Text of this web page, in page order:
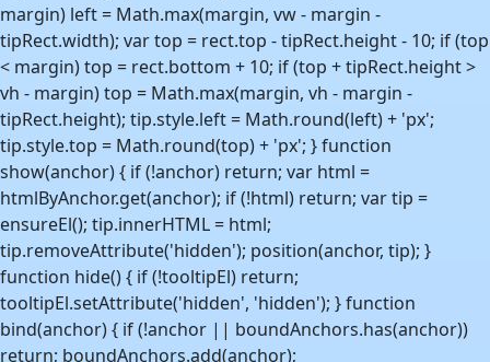
margin) left = Math.max(margin, vw - margin -
tipRect.width); var top = rect.top - tipRect.height - 10; if (top
< margin) top = rect.bottom + 10; if (top + tipRect.height >
vh - margin) top = Math.max(margin, vh - margin -
tipRect.height); tip.style.left = Math.round(left) + 'px';
tip.style.top = Math.round(top) + 'px'; } function
show(anchor) { if (!anchor) return; var html =
htmlByAnchor.get(anchor); if (!html) return; var tip =
ensureEl(); tip.innerHTML = html;
tip.removeAttribute('hidden'); position(anchor, tip); }
function hide() { if (!tooltipEl) return;
tooltipEl.setAttribute('hidden', 'hidden'); } function
bind(anchor) { if (!anchor || boundAnchors.has(anchor))
return; boundAnchors.add(anchor);